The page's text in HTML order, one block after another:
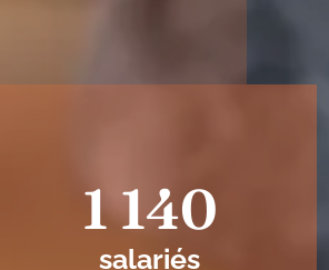
1 140
salariés